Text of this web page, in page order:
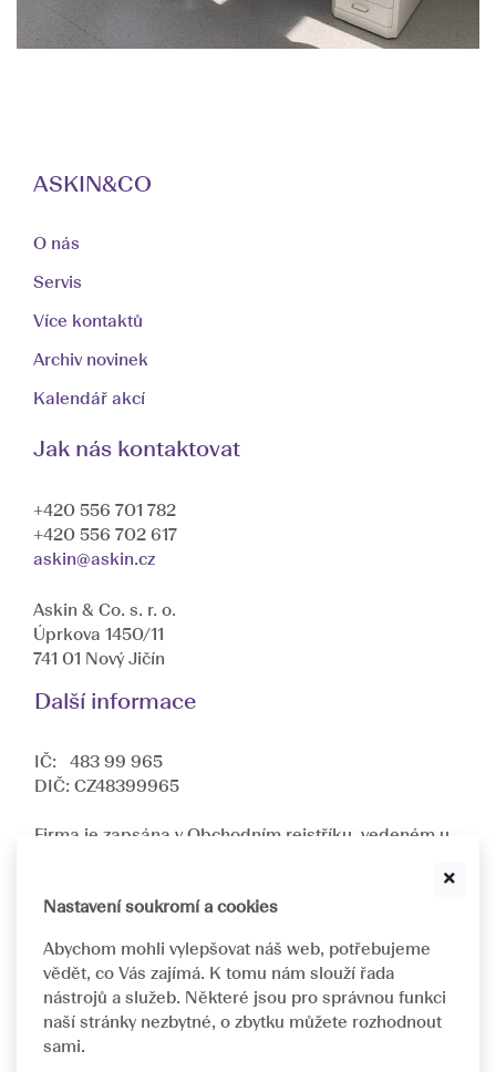
ASKIN&CO
O nás
Servis
Více kontaktů
Archiv novinek
Kalendář akcí
Jak nás kontaktovat
+420 556 701 782
+420 556 702 617
askin@askin.cz
Askin & Co. s. r. o.
Úprkova 1450/11
741 01 Nový Jičín
Další informace
IČ: 483 99 965
DIČ: CZ48399965
Firma je zapsána v Obchodním rejstříku, vedeném u
Jsme dceřinnou společností nadnárodní společnosti
ASKIN & CO GmbH.
Navrhujeme a implementujeme individuálně
přizpůsobená řešení pro oftalmologická pracoviště.
Nastavení soukromí a cookies
Abychom mohli vylepšovat náš web, potřebujeme
vědět, co Vás zajímá. K tomu nám slouží řada
nástrojů a služeb. Některé jsou pro správnou funkci
naší stránky nezbytné, o zbytku můžete rozhodnout
sami.